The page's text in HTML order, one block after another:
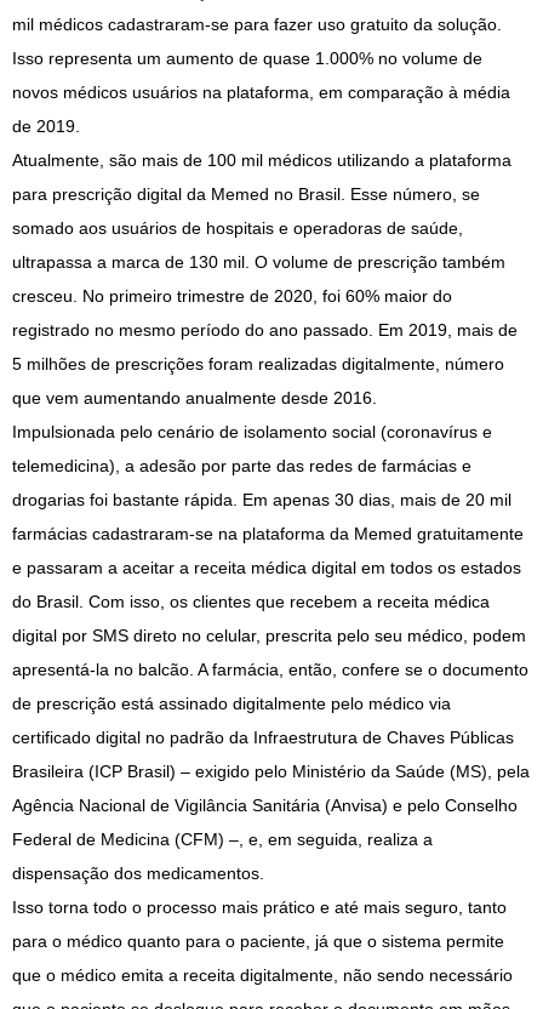
mil médicos cadastraram-se para fazer uso gratuito da solução.
Isso representa um aumento de quase 1.000% no volume de
novos médicos usuários na plataforma, em comparação à média
de 2019.
Atualmente, são mais de 100 mil médicos utilizando a plataforma
para prescrição digital da Memed no Brasil. Esse número, se
somado aos usuários de hospitais e operadoras de saúde,
ultrapassa a marca de 130 mil. O volume de prescrição também
cresceu. No primeiro trimestre de 2020, foi 60% maior do
registrado no mesmo período do ano passado. Em 2019, mais de
5 milhões de prescrições foram realizadas digitalmente, número
que vem aumentando anualmente desde 2016.
Impulsionada pelo cenário de isolamento social (coronavírus e
telemedicina), a adesão por parte das redes de farmácias e
drogarias foi bastante rápida. Em apenas 30 dias, mais de 20 mil
farmácias cadastraram-se na plataforma da Memed gratuitamente
e passaram a aceitar a receita médica digital em todos os estados
do Brasil. Com isso, os clientes que recebem a receita médica
digital por SMS direto no celular, prescrita pelo seu médico, podem
apresentá-la no balcão. A farmácia, então, confere se o documento
de prescrição está assinado digitalmente pelo médico via
certificado digital no padrão da Infraestrutura de Chaves Públicas
Brasileira (ICP Brasil) – exigido pelo Ministério da Saúde (MS), pela
Agência Nacional de Vigilância Sanitária (Anvisa) e pelo Conselho
Federal de Medicina (CFM) –, e, em seguida, realiza a
dispensação dos medicamentos.
Isso torna todo o processo mais prático e até mais seguro, tanto
para o médico quanto para o paciente, já que o sistema permite
que o médico emita a receita digitalmente, não sendo necessário